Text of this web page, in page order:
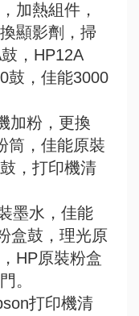
加熱組件，
顯影劑，掃
，HP12A
鼓，佳能3000
粉，更換
筒，佳能原裝
，打印機清
墨水，佳能
盒鼓，理光原
HP原裝粉盒
。
打印機清